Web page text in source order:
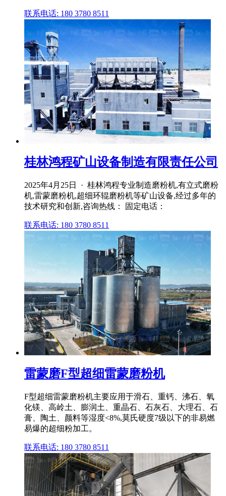
联系电话: 180 3780 8511
桂林鸿程矿山设备制造有限责任公司
2025年4月25日 · 桂林鸿程专业制造磨粉机,有立式磨粉
机,雷蒙磨粉机,超细环辊磨粉机等矿山设备,经过多年的
技术研究和创新,咨询热线： 固定电话：
联系电话: 180 3780 8511
雷蒙磨F型超细雷蒙磨粉机
F型超细雷蒙磨粉机主要应用于滑石、重钙、沸石、氧
化镁、高岭土、膨润土、重晶石、石灰石、大理石、石
膏、陶土、颜料等湿度<8%,莫氏硬度7级以下的非易燃
易爆的超细粉加工。
联系电话: 180 3780 8511